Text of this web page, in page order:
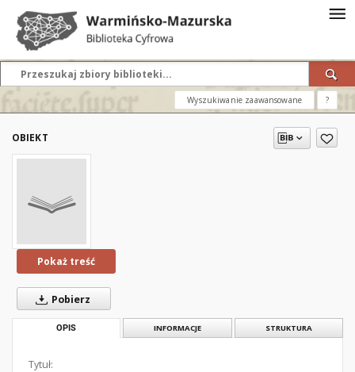
Wyszukiwanie zaawansowane ?
OBIEKT
Pokaż treść
Pobierz
OPIS INFORMACJE STRUKTURA
Tytuł: